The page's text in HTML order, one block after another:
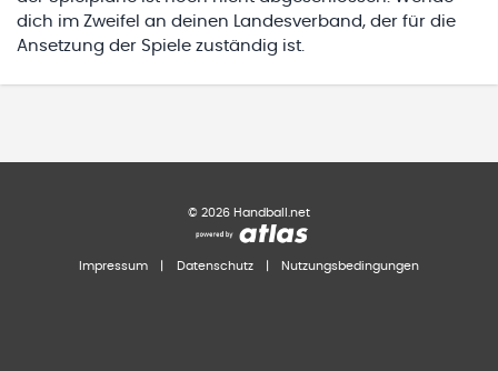
dich im Zweifel an deinen Landesverband, der für die
Ansetzung der Spiele zuständig ist.
© 2026 Handball.net
Impressum Datenschutz Nutzungsbedingungen